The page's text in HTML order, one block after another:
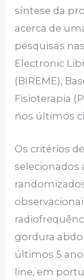
síntese da
acerca de
pesquisas
Electronic
(BIREME),
Fisioterapia
nos últimos
Os critérios
selecionados
gordura
últimos 5
line, em